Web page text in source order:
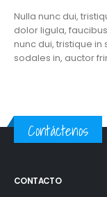
Nulla nunc dui,
dolor ligula,
nunc dui, tristique
sodales in, auctor
Contáctenos
CONTACTO